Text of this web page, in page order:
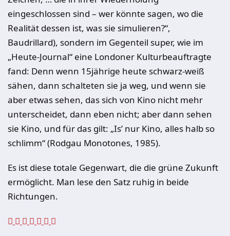
eingeschlossen sind – wer könnte sagen, wo die
Realität dessen ist, was sie simulieren?“,
Baudrillard), sondern im Gegenteil super, wie im
„Heute-Journal“ eine Londoner Kulturbeauftragte
fand: Denn wenn 15jährige heute schwarz-weiß
sähen, dann schalteten sie ja weg, und wenn sie
aber etwas sehen, das sich von Kino nicht mehr
unterscheidet, dann eben nicht; aber dann sehen
sie Kino, und für das gilt: „Is’ nur Kino, alles halb so
schlimm“ (Rodgau Monotones, 1985).
Es ist diese totale Gegenwart, die die grüne Zukunft
ermöglicht. Man lese den Satz ruhig in beide
Richtungen.